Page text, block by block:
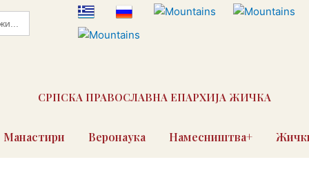
СРПСКА ПРАВОСЛАВНА ЕПАРХИЈА ЖИЧКА
Манастири Веронаука Намесништва+